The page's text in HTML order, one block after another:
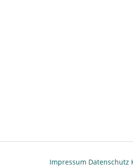
Impressum Datenschutz